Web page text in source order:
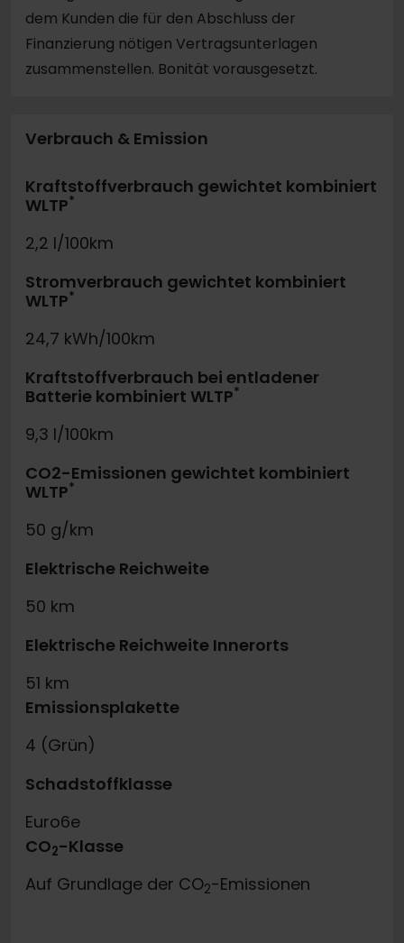
dem Kunden die für den Abschluss der
Finanzierung nötigen Vertragsunterlagen
zusammenstellen. Bonität vorausgesetzt.
Verbrauch & Emission
Kraftstoffverbrauch gewichtet kombiniert
WLTP*
2,2 l/100km
Stromverbrauch gewichtet kombiniert
WLTP*
24,7 kWh/100km
Kraftstoffverbrauch bei entladener
Batterie kombiniert WLTP*
9,3 l/100km
CO2-Emissionen gewichtet kombiniert
WLTP*
50 g/km
Elektrische Reichweite
50 km
Elektrische Reichweite Innerorts
51 km
Emissionsplakette
4 (Grün)
Schadstoffklasse
Euro6e
CO2-Klasse
Auf Grundlage der CO2-Emissionen